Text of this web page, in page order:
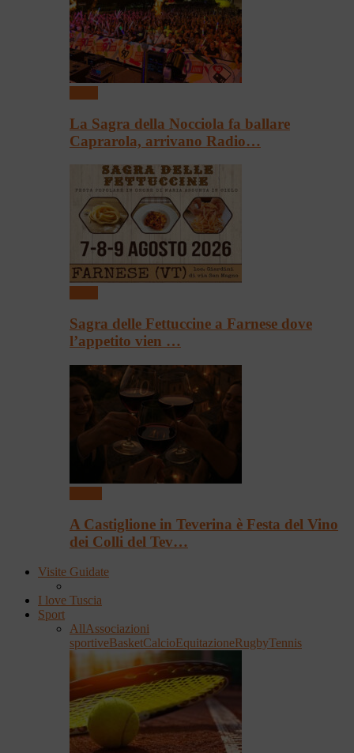
La Sagra della Nocciola fa ballare
Caprarola, arrivano Radio…
Sagra delle Fettuccine a Farnese dove
l’appetito vien …
A Castiglione in Teverina è Festa del Vino
dei Colli del Tev…
Visite Guidate
I love Tuscia
Sport
AllAssociazioni
sportiveBasketCalcioEquitazioneRugbyTennis